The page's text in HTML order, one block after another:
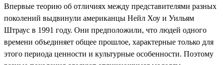
Впервые теорию об отличиях между представителями разных
поколений выдвинули американцы Нейл Хоу и Уильям
Штраус в 1991 году. Они предположили, что людей одного
времени объединяет общее прошлое, характерные только для
этого периода ценности и культурные особенности. Поэтому